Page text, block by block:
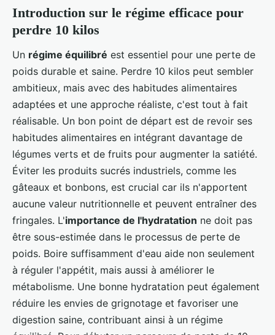
Introduction sur le régime efficace pour
perdre 10 kilos
Un régime équilibré est essentiel pour une perte de
poids durable et saine. Perdre 10 kilos peut sembler
ambitieux, mais avec des habitudes alimentaires
adaptées et une approche réaliste, c'est tout à fait
réalisable. Un bon point de départ est de revoir ses
habitudes alimentaires en intégrant davantage de
légumes verts et de fruits pour augmenter la satiété.
Éviter les produits sucrés industriels, comme les
gâteaux et bonbons, est crucial car ils n'apportent
aucune valeur nutritionnelle et peuvent entraîner des
fringales. L'importance de l'hydratation ne doit pas
être sous-estimée dans le processus de perte de
poids. Boire suffisamment d'eau aide non seulement
à réguler l'appétit, mais aussi à améliorer le
métabolisme. Une bonne hydratation peut également
réduire les envies de grignotage et favoriser une
digestion saine, contribuant ainsi à un régime